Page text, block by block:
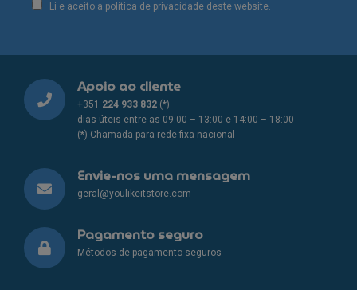
Li e aceito a política de privacidade deste website.
Apoio ao cliente
+351 224 933 832 (*)
dias úteis entre as 09:00 – 13:00 e 14:00 – 18:00
(*) Chamada para rede fixa nacional
Envie-nos uma mensagem
geral@youlikeitstore.com
Pagamento seguro
Métodos de pagamento seguros